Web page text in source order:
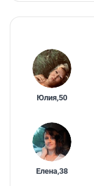
Юлия,50
Елена,38